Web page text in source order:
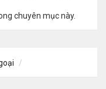
chuyên mục này.